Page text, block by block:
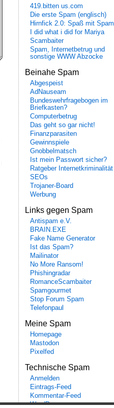
419.bitten us.com
Die erste Spam (englisch)
Hirnfick 2.0: Spaß mit Spam
I did what i did for Mariya
Scambaiter
Spam, Internetbetrug und
sonstige WWW Abzocke
Beinahe Spam
Abgespeist
AdNauseam
Bundeswehrfragebogen im
Briefkasten?
Computerbetrug
Das geht so gar nicht!
Finanzparasiten
Gewinnspiele
Gnobbelmatsch
Ist mein Passwort sicher?
Ratgeber Internetkriminalität
SEOs
Trojaner-Board
Werbung
Links gegen Spam
Antispam e.V.
BRAIN.EXE
Fake Name Generator
Ist das Spam?
Mailinator
No More Ransom!
Phishingradar
RomanceScambaiter
Spamgourmet
Stop Forum Spam
Telefonpaul
Meine Spam
Homepage
Mastodon
Pixelfed
Technische Spam
Anmelden
Eintrags-Feed
Kommentar-Feed
WordPress.org